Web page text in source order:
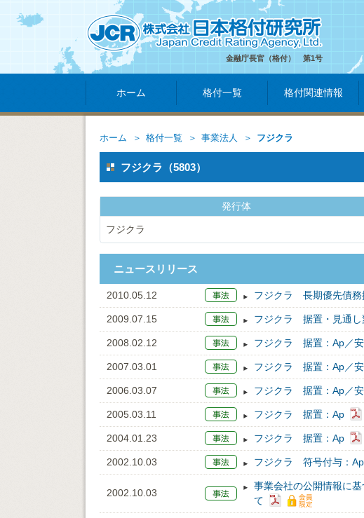
金融庁長官（格付） 第1号
ホーム 格付一覧 格付関連情報
ホーム 格付一覧 事業法人 フジクラ
フジクラ（5803）
発行体
フジクラ
ニュースリリース
2010.05.12 フジクラ 長期優先債務
2009.07.15 フジクラ 据置・見通
2008.02.12 フジクラ 据置：Ap／
2007.03.01 フジクラ 据置：Ap／
2006.03.07 フジクラ 据置：Ap／
2005.03.11 フジクラ 据置：Ap
2004.01.23 フジクラ 据置：Ap
2002.10.03 フジクラ 符号付与：Ap
2002.10.03
事業会社の公開情報に
て